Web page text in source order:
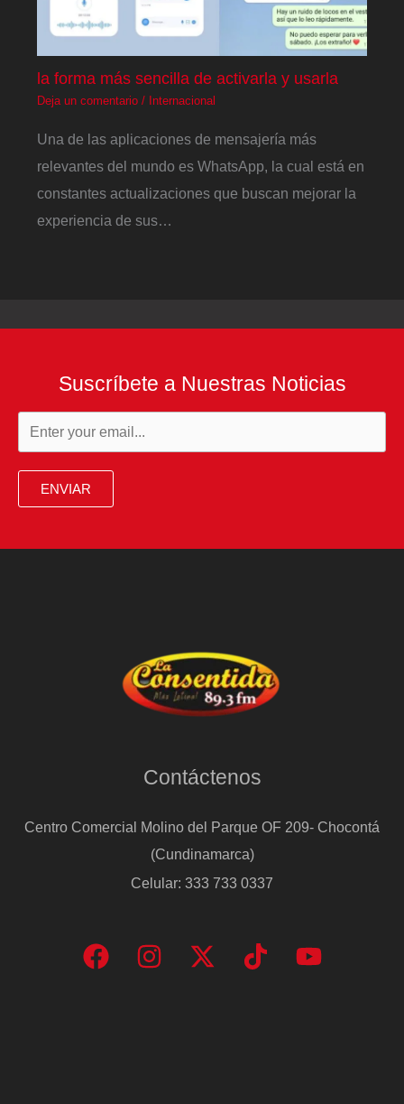
la forma más sencilla de activarla y usarla
Deja un comentario / Internacional
Una de las aplicaciones de mensajería más
relevantes del mundo es WhatsApp, la cual está en
constantes actualizaciones que buscan mejorar la
experiencia de sus…
Suscríbete a Nuestras Noticias
ENVIAR
Contáctenos
Centro Comercial Molino del Parque OF 209- Chocontá
(Cundinamarca)
Celular: 333 733 0337